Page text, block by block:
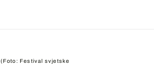
(Foto: Festival svjetske